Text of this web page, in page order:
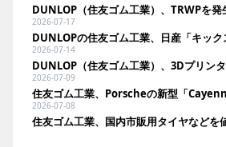
2026-07-17
DUNLOPの住友ゴム工業、日産「キッ
2026-07-14
2026-07-09
住友ゴム工業、Porscheの新型「
2026-07-08
住友ゴム工業、国内市販用タイヤなどを